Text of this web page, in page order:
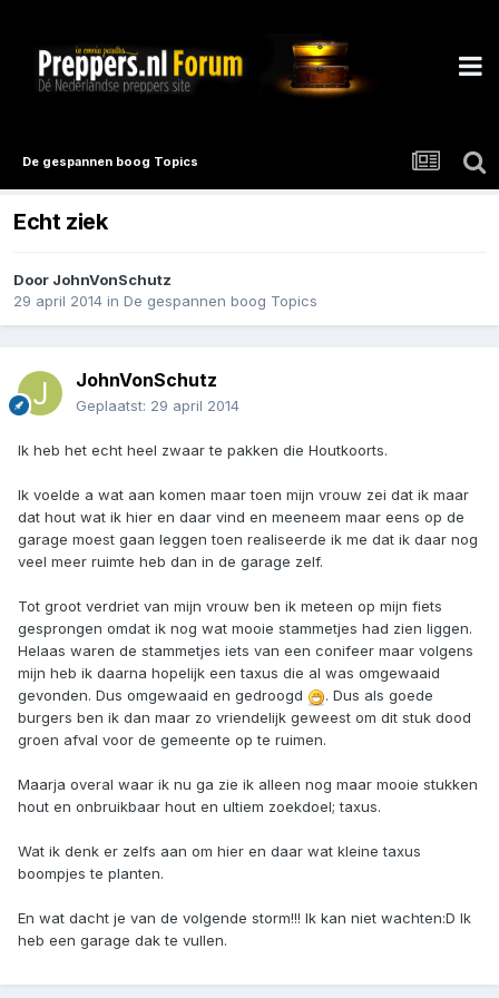
De gespannen boog Topics
Echt ziek
Door JohnVonSchutz
29 april 2014 in De gespannen boog Topics
JohnVonSchutz
Geplaatst: 29 april 2014
Ik heb het echt heel zwaar te pakken die Houtkoorts.
Ik voelde a wat aan komen maar toen mijn vrouw zei dat ik maar
dat hout wat ik hier en daar vind en meeneem maar eens op de
garage moest gaan leggen toen realiseerde ik me dat ik daar nog
veel meer ruimte heb dan in de garage zelf.
Tot groot verdriet van mijn vrouw ben ik meteen op mijn fiets
gesprongen omdat ik nog wat mooie stammetjes had zien liggen.
Helaas waren de stammetjes iets van een conifeer maar volgens
mijn heb ik daarna hopelijk een taxus die al was omgewaaid
gevonden. Dus omgewaaid en gedroogd
. Dus als goede
burgers ben ik dan maar zo vriendelijk geweest om dit stuk dood
groen afval voor de gemeente op te ruimen.
Maarja overal waar ik nu ga zie ik alleen nog maar mooie stukken
hout en onbruikbaar hout en ultiem zoekdoel; taxus.
Wat ik denk er zelfs aan om hier en daar wat kleine taxus
boompjes te planten.
En wat dacht je van de volgende storm!!! Ik kan niet wachten:D Ik
heb een garage dak te vullen.